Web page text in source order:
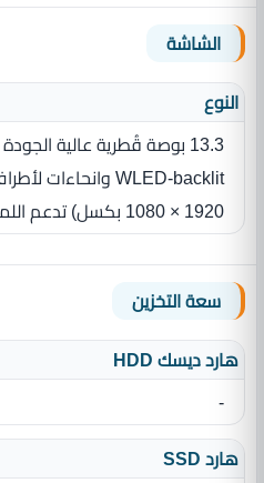
الشاشة
النوع
سعة التخزين
هارد ديسك HDD
-
هارد SSD